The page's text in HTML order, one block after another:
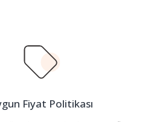
Fiyat Politikası